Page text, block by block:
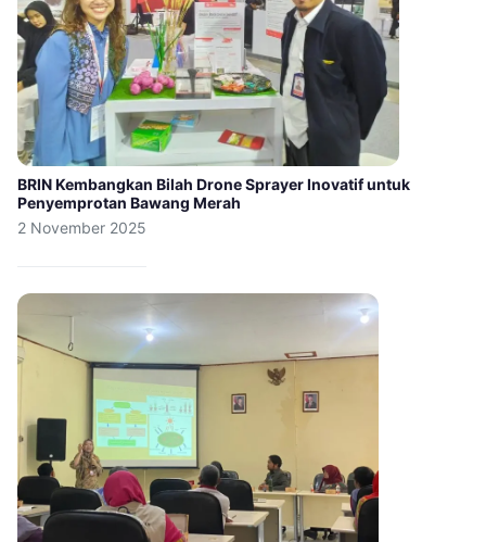
BRIN Kembangkan Bilah Drone Sprayer Inovatif untuk
Penyemprotan Bawang Merah
2 November 2025